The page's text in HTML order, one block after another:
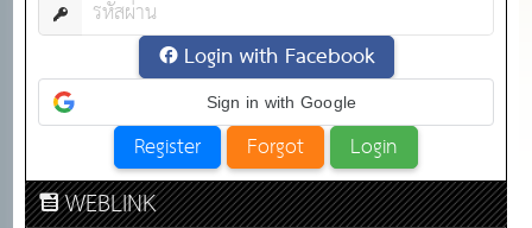
Login with Facebook
Sign in with Google
WEBLINK